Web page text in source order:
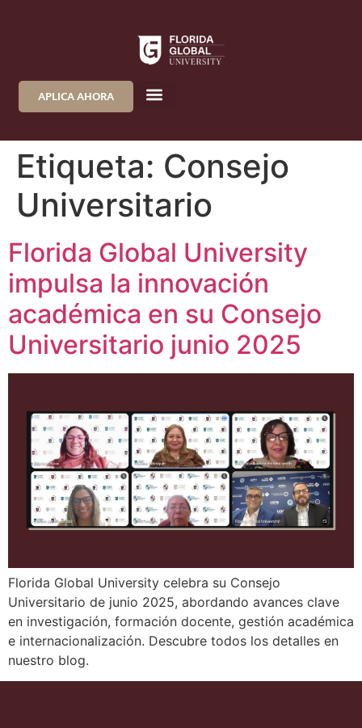
APLICA AHORA
Etiqueta: Consejo
Universitario
Florida Global University
impulsa la innovación
académica en su Consejo
Universitario junio 2025
Florida Global University celebra su Consejo
Universitario de junio 2025, abordando avances clave
en investigación, formación docente, gestión académica
e internacionalización. Descubre todos los detalles en
nuestro blog.